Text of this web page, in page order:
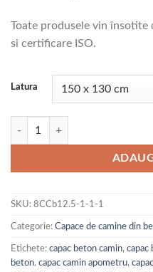
Toate produsele vin
si certificare ISO.
Latura
Cantitate Capac pentru camin
SKU: 8CCb12.5-1-1-1
Categorie: Capace de camine din
Etichete: capac beton camin, capac
beton, capac camin apometru,